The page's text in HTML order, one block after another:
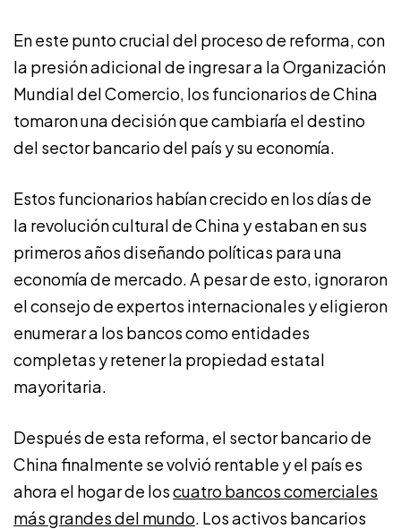
En este punto crucial del proceso de reforma, con
la presión adicional de ingresar a la Organización
Mundial del Comercio, los funcionarios de China
tomaron una decisión que cambiaría el destino
del sector bancario del país y su economía.
Estos funcionarios habían crecido en los días de
la revolución cultural de China y estaban en sus
primeros años diseñando políticas para una
economía de mercado. A pesar de esto, ignoraron
el consejo de expertos internacionales y eligieron
enumerar a los bancos como entidades
completas y retener la propiedad estatal
mayoritaria.
Después de esta reforma, el sector bancario de
China finalmente se volvió rentable y el país es
ahora el hogar de loscuatro bancos comerciales
más grandes del mundo. Los activos bancarios